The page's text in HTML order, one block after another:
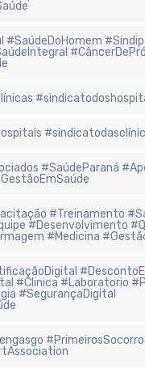
#SaúdeDoHomem
#SaúdeParaná
#Treinamento
#Desenvolvimento
#Medicina
#Clinica #Laboratorio
#SegurançaDigital